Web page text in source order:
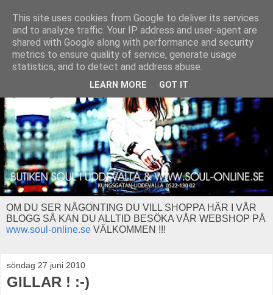
OM DU SER NÅGONTING DU VILL SHOPPA HÄR I VÅR
BLOGG SÅ KAN DU ALLTID BESÖKA VÅR WEBSHOP PÅ
www.soul-online.se VÄLKOMMEN !!!
söndag 27 juni 2010
GILLAR ! :-)
This site uses cookies from Google to deliver its services
and to analyze traffic. Your IP address and user-agent are
shared with Google along with performance and security
metrics to ensure quality of service, generate usage
statistics, and to detect and address abuse.
LEARN MORE GOT IT